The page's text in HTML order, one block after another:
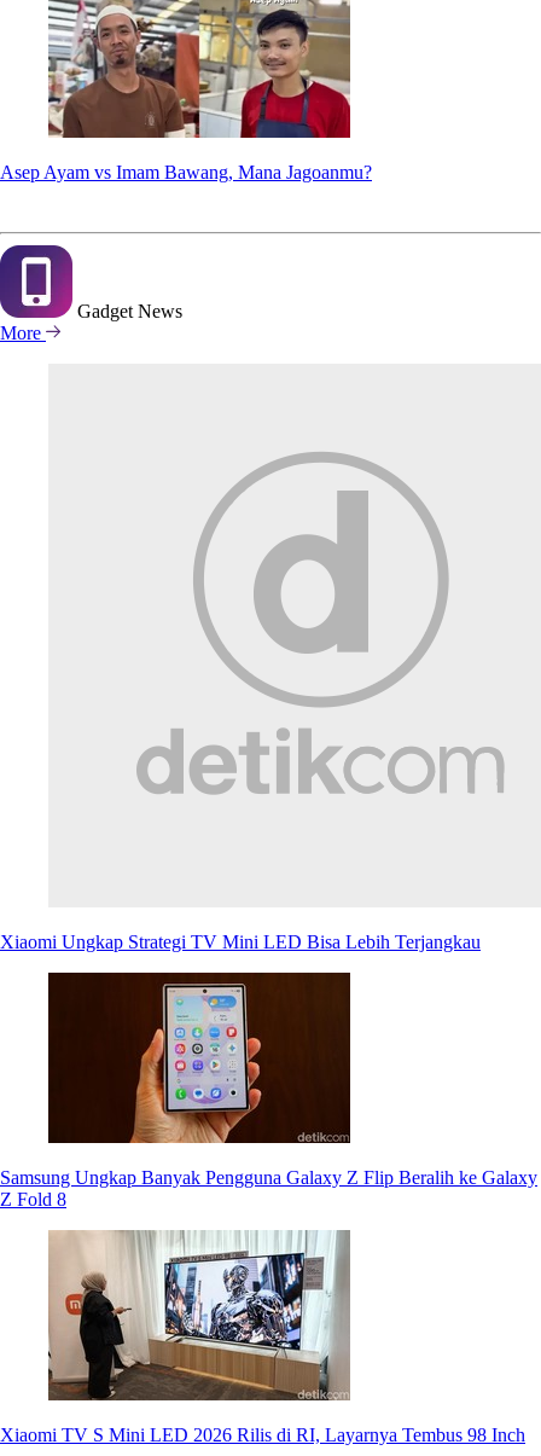
Asep Ayam vs Imam Bawang, Mana Jagoanmu?
Gadget News
More
Xiaomi Ungkap Strategi TV Mini LED Bisa Lebih Terjangkau
Samsung Ungkap Banyak Pengguna Galaxy Z Flip Beralih ke Galaxy
Z Fold 8
Xiaomi TV S Mini LED 2026 Rilis di RI, Layarnya Tembus 98 Inch